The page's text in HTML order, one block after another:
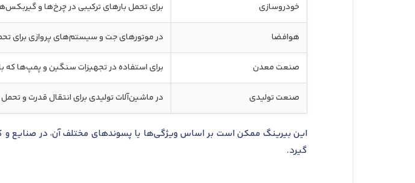
خودروسازی برای تحمل بارهای ترکیبی در چرخ‌ها و
هوافضا در موتورهای جت و سیستم‌های پروازی برای
صنعت معدن برای استفاده در تجهیزات سنگین و پمپ‌ها که
صنعت تولیدی در ماشین‌آلات تولیدی برای انتقال قدرت و
این بیرینگ ممکن است بر اساس ویژگی‌ها یا پسوندهای مختلف آن، در صنایع و
گیرد.